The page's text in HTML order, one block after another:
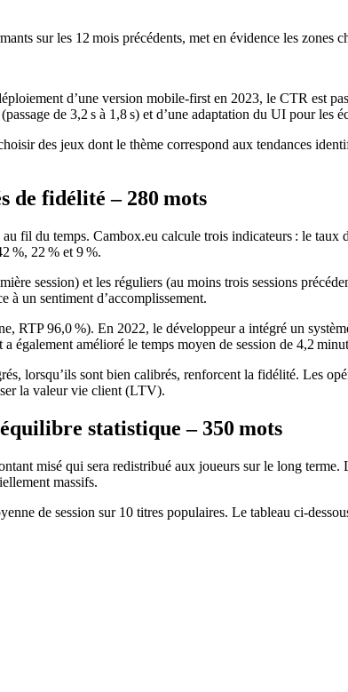
sur les 12 mois précédents, met en évidence les zones
d’une version mobile‑first en 2023, le CTR est
de 3,2 s à 1,8 s) et d’une adaptation du UI pour les
des jeux dont le thème correspond aux tendances
de fidélité – 280 mots
fil du temps. Cambox.eu calcule trois indicateurs : le
%, 22 % et 9 %.
session) et les réguliers (au moins trois sessions
à un sentiment d’accomplissement.
RTP 96,0 %). En 2022, le développeur a intégré un
également amélioré le temps moyen de session de 4,2
lorsqu’ils sont bien calibrés, renforcent la fidélité. Les
la valeur vie client (LTV).
statistique – 350 mots
misé qui sera redistribué aux joueurs sur le long
massifs.
de session sur 10 titres populaires. Le tableau